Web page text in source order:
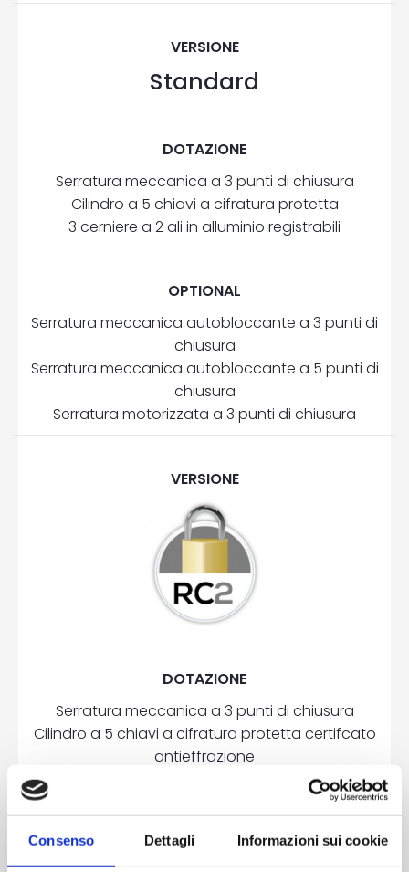
Consenso Dettagli Informazioni sui cookie
VERSIONE
Standard
DOTAZIONE
Serratura meccanica a 3 punti di chiusura
Cilindro a 5 chiavi a cifratura protetta
3 cerniere a 2 ali in alluminio registrabili
OPTIONAL
Serratura meccanica autobloccante a 3 punti di
chiusura
Serratura meccanica autobloccante a 5 punti di
chiusura
Serratura motorizzata a 3 punti di chiusura
VERSIONE
DOTAZIONE
Serratura meccanica a 3 punti di chiusura
Cilindro a 5 chiavi a cifratura protetta certifcato
antieffrazione
3 cerniere a 2 ali in alluminio registrabili